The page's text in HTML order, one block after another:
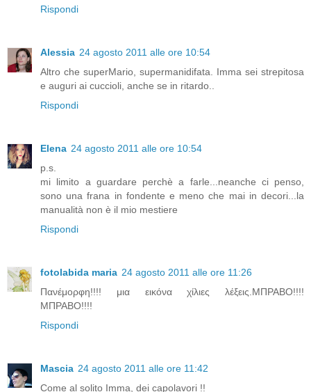
Rispondi
Alessia 24 agosto 2011 alle ore 10:54
Altro che superMario, supermanidifata. Imma sei strepitosa
e auguri ai cuccioli, anche se in ritardo..
Rispondi
Elena 24 agosto 2011 alle ore 10:54
p.s.
mi limito a guardare perchè a farle...neanche ci penso,
sono una frana in fondente e meno che mai in decori...la
manualità non è il mio mestiere
Rispondi
fotolabida maria 24 agosto 2011 alle ore 11:26
Πανέμορφη!!!! μια εικόνα χίλιες λέξεις.ΜΠΡΑΒΟ!!!!
ΜΠΡΑΒΟ!!!!
Rispondi
Mascia 24 agosto 2011 alle ore 11:42
Come al solito Imma, dei capolavori !!